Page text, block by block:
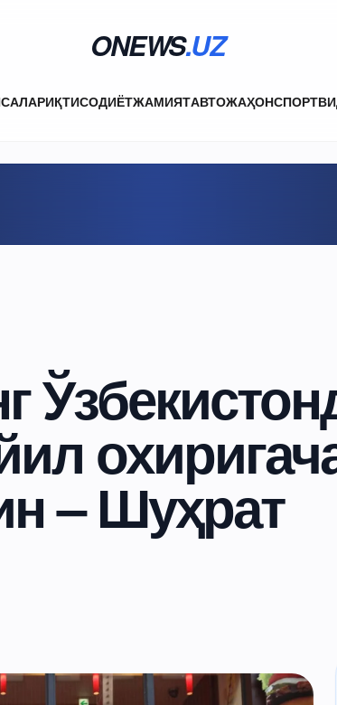
ONEWS.UZ
ИҚТИСОДИЁТЖАМИЯТАВТОЖАҲОНСПОРТ
– Шуҳрат